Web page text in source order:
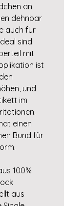
an
dehnbar
auch für
sind.
mit
ist
und
im
einen
Bund für
100%
aus